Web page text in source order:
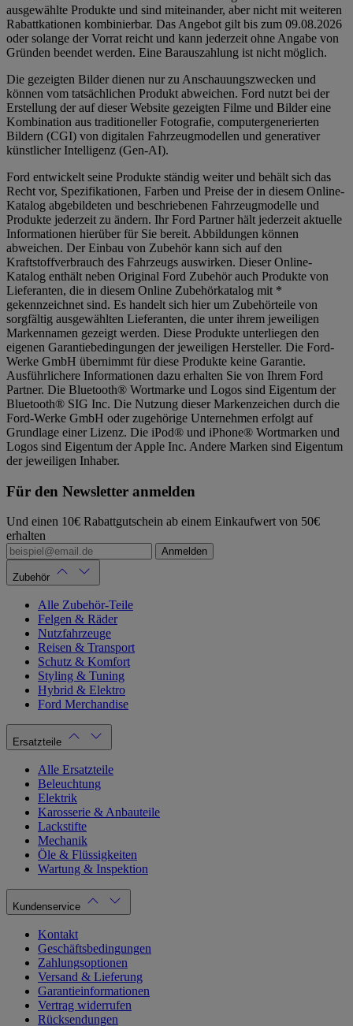
ausgewählte Produkte und sind miteinander, aber nicht mit weiteren
Rabattkationen kombinierbar. Das Angebot gilt bis zum 09.08.2026
oder solange der Vorrat reicht und kann jederzeit ohne Angabe von
Gründen beendet werden. Eine Barauszahlung ist nicht möglich.
Die gezeigten Bilder dienen nur zu Anschauungszwecken und
können vom tatsächlichen Produkt abweichen. Ford nutzt bei der
Erstellung der auf dieser Website gezeigten Filme und Bilder eine
Kombination aus traditioneller Fotografie, computergenerierten
Bildern (CGI) von digitalen Fahrzeugmodellen und generativer
künstlicher Intelligenz (Gen-AI).
Ford entwickelt seine Produkte ständig weiter und behält sich das
Recht vor, Spezifikationen, Farben und Preise der in diesem Online-
Katalog abgebildeten und beschriebenen Fahrzeugmodelle und
Produkte jederzeit zu ändern. Ihr Ford Partner hält jederzeit aktuelle
Informationen hierüber für Sie bereit. Abbildungen können
abweichen. Der Einbau von Zubehör kann sich auf den
Kraftstoffverbrauch des Fahrzeugs auswirken. Dieser Online-
Katalog enthält neben Original Ford Zubehör auch Produkte von
Lieferanten, die in diesem Online Zubehörkatalog mit *
gekennzeichnet sind. Es handelt sich hier um Zubehörteile von
sorgfältig ausgewählten Lieferanten, die unter ihrem jeweiligen
Markennamen gezeigt werden. Diese Produkte unterliegen den
eigenen Garantiebedingungen der jeweiligen Hersteller. Die Ford-
Werke GmbH übernimmt für diese Produkte keine Garantie.
Ausführlichere Informationen dazu erhalten Sie von Ihrem Ford
Partner. Die Bluetooth® Wortmarke und Logos sind Eigentum der
Bluetooth® SIG Inc. Die Nutzung dieser Markenzeichen durch die
Ford-Werke GmbH oder zugehörige Unternehmen erfolgt auf
Grundlage einer Lizenz. Die iPod® und iPhone® Wortmarken und
Logos sind Eigentum der Apple Inc. Andere Marken sind Eigentum
der jeweiligen Inhaber.
Für den Newsletter anmelden
Und einen 10€ Rabattgutschein ab einem Einkaufwert von 50€
erhalten
Anmelden
Zubehör
Alle Zubehör-Teile
Felgen & Räder
Nutzfahrzeuge
Reisen & Transport
Schutz & Komfort
Styling & Tuning
Hybrid & Elektro
Ford Merchandise
Ersatzteile
Alle Ersatzteile
Beleuchtung
Elektrik
Karosserie & Anbauteile
Lackstifte
Mechanik
Öle & Flüssigkeiten
Wartung & Inspektion
Kundenservice
Kontakt
Geschäftsbedingungen
Zahlungsoptionen
Versand & Lieferung
Garantieinformationen
Vertrag widerrufen
Rücksendungen